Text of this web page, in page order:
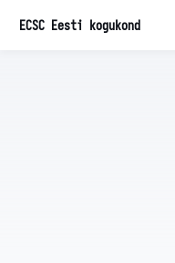
ECSC Eesti kogukond